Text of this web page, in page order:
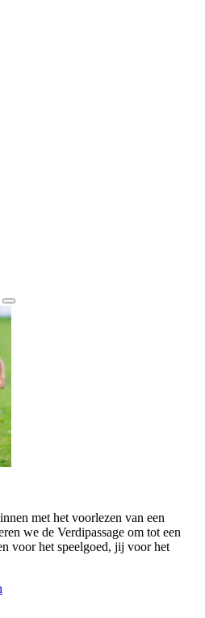
met het voorlezen van een
we de Verdipassage om tot een
voor het speelgoed, jij voor het